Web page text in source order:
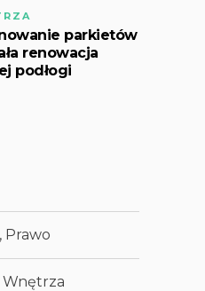
parkietów
renowacja
podłogi
Prawo